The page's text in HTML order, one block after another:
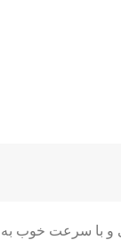
و با سرعت خوب